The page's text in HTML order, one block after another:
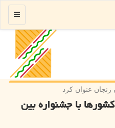
منو
عنوان كرد
با جشنواره بین